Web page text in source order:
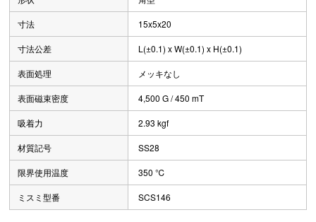
寸法 15x5x20
寸法公差 L(±0.1) x W(±0.1) x H(±0.1)
表面処理 メッキなし
表面磁束密度 4,500 G / 450 mT
吸着力 2.93 kgf
材質記号 SS28
限界使用温度 350 ℃
ミスミ型番 SCS146